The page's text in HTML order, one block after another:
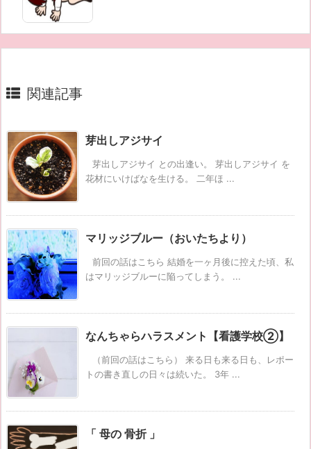
関連記事
芽出しアジサイ
芽出しアジサイ との出逢い。 芽出しアジサイ を
花材にいけばなを生ける。 二年ほ ...
マリッジブルー（おいたちより）
前回の話はこちら 結婚を一ヶ月後に控えた頃、私
はマリッジブルーに陥ってしまう。 ...
なんちゃらハラスメント【看護学校②】
（前回の話はこちら） 来る日も来る日も、レポー
トの書き直しの日々は続いた。 3年 ...
「 母の 骨折 」